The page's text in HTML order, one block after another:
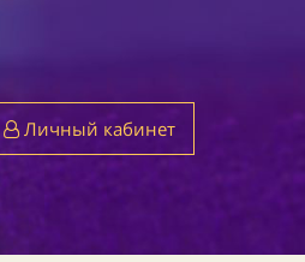
Личный кабинет